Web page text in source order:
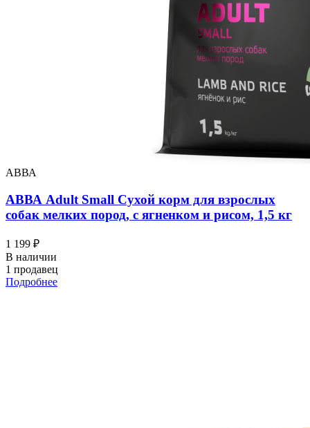
АВВА
АВВА Adult Small Сухой корм для взрослых
собак мелких пород, с ягненком и рисом, 1,5 кг
1 199 ₽
В наличии
1 продавец
Подробнее